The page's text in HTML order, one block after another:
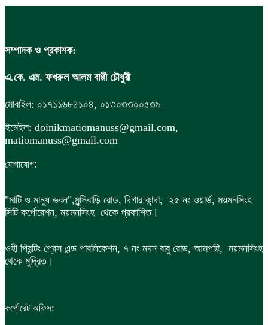
সম্পাদক ও প্রকাশক:
এ.কে. এম. ফখরুল আলম বাপ্পী চৌধুরী
মোবাইল: ০১৭১১৬৮৪১০৪, ০১৩০৩৩০০৫৩৯
ইমেইল: doinikmatiomanuss@gmail.com,
matiomanuss@gmail.com
যোগাযোগ:
"মাটি ও মানুষ ভবন",মুন্সিবাড়ি রোড, দিগার কান্দা, ২৫ নং ওয়ার্ড, ময়মনসিংহ
সিটি কর্পোরেশন, ময়মনসিংহ থেকে প্রকাশিত।
ওহী প্রিন্টিং প্রেস এন্ড পাবলিকেশন, ৭ নং মদন বাবু রোড, আমপট্টি, ময়মনসিংহ
থেকে মুদ্রিত।
কর্পোরেট অফিস: